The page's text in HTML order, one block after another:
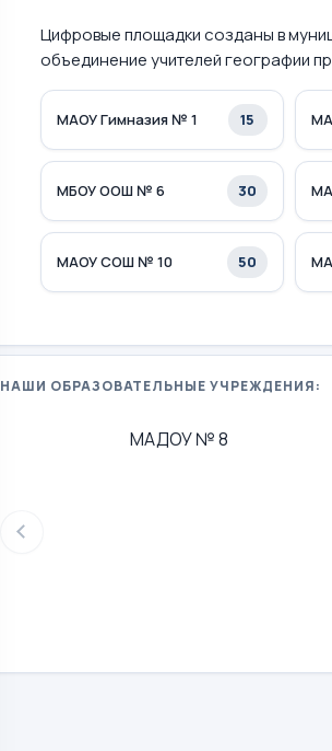
Цифровые площадки созданы в
объединение учителей географии
МАОУ Гимназия № 1 15
МБОУ ООШ № 6 30
МАОУ СОШ № 10 50
НАШИ ОБРАЗОВАТЕЛЬНЫЕ УЧРЕЖДЕНИЯ:
МАДОУ № 8